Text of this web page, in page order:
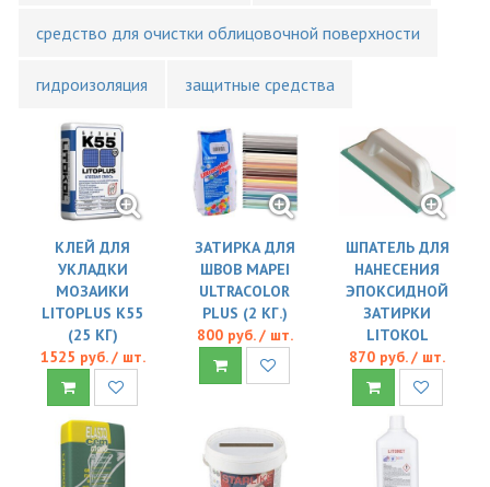
средство для очистки облицовочной поверхности
гидроизоляция защитные средства
КЛЕЙ ДЛЯ
УКЛАДКИ
МОЗАИКИ
LITOPLUS K55
(25 КГ)
1525 руб. / шт.
ЗАТИРКА ДЛЯ
ШВОВ MAPEI
ULTRACOLOR
PLUS (2 КГ.)
800 руб. / шт.
ШПАТЕЛЬ ДЛЯ
НАНЕСЕНИЯ
ЭПОКСИДНОЙ
ЗАТИРКИ
LITOKOL
870 руб. / шт.